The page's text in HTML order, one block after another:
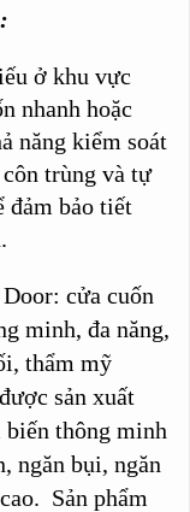
ở khu vực
nhanh hoặc
năng kiểm soát
trùng và tự
đảm bảo tiết
cửa cuốn
minh, đa năng,
thẩm mỹ
sản xuất
biến thông minh
ngăn bụi, ngăn
Sản phẩm